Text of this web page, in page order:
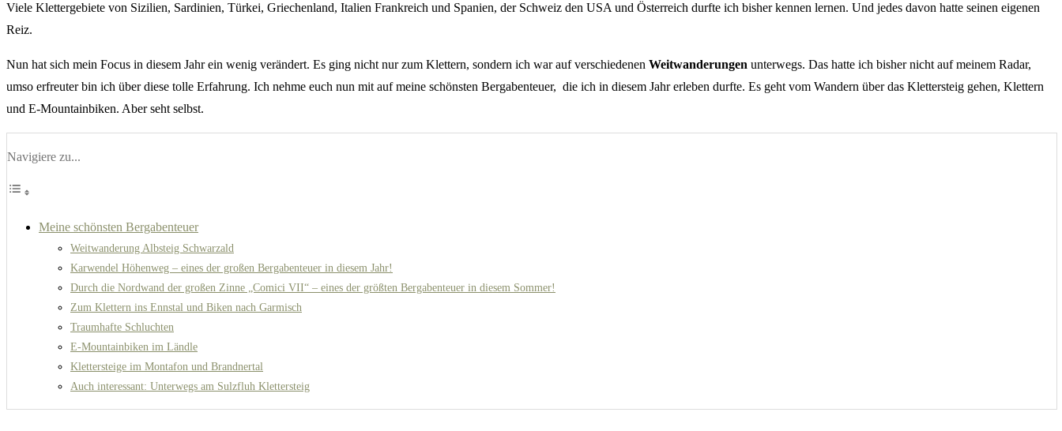
Viele Klettergebiete von Sizilien, Sardinien, Türkei, Griechenland, Italien Frankreich und Spanien, der Schweiz den USA und Österreich durfte ich bisher kennen lernen. Und jedes davon hatte seinen eigenen
Reiz.
Nun hat sich mein Focus in diesem Jahr ein wenig verändert. Es ging nicht nur zum Klettern, sondern ich war auf verschiedenen Weitwanderungen unterwegs. Das hatte ich bisher nicht auf meinem Radar,
umso erfreuter bin ich über diese tolle Erfahrung. Ich nehme euch nun mit auf meine schönsten Bergabenteuer, die ich in diesem Jahr erleben durfte. Es geht vom Wandern über das Klettersteig gehen, Klettern
und E-Mountainbiken. Aber seht selbst.
Navigiere zu...
Meine schönsten Bergabenteuer
Weitwanderung Albsteig Schwarzald
Karwendel Höhenweg – eines der großen Bergabenteuer in diesem Jahr!
Durch die Nordwand der großen Zinne „Comici VII“ – eines der größten Bergabenteuer in diesem Sommer!
Zum Klettern ins Ennstal und Biken nach Garmisch
Traumhafte Schluchten
E-Mountainbiken im Ländle
Klettersteige im Montafon und Brandnertal
Auch interessant: Unterwegs am Sulzfluh Klettersteig